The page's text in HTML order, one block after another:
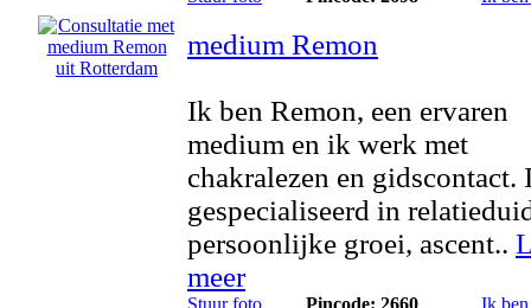
medium Remon
Ik ben Remon, een ervaren
medium en ik werk met
chakralezen en gidscontact.
gespecialiseerd in
persoonlijke groei, ascent..
meer
Stuur foto Pincode: 2660 Ik